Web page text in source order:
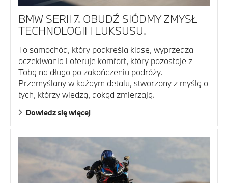
BMW SERII 7. OBUDŹ SIÓDMY ZMYSŁ
TECHNOLOGII I LUKSUSU.
To samochód, który podkreśla klasę, wyprzedza
oczekiwania i oferuje komfort, który pozostaje z
Tobą na długo po zakończeniu podróży.
Przemyślany w każdym detalu, stworzony z myślą o
tych, którzy wiedzą, dokąd zmierzają.
Dowiedz się więcej